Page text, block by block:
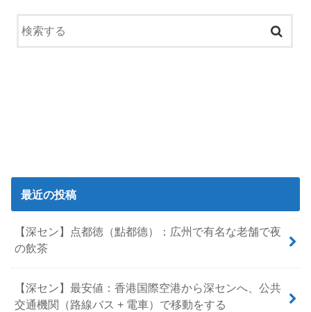
最近の投稿
【深セン】点都徳（點都德）：広州で有名な老舗で夜
の飲茶
【深セン】最安値：香港国際空港から深センへ、公共
交通機関（路線バス + 電車）で移動をする